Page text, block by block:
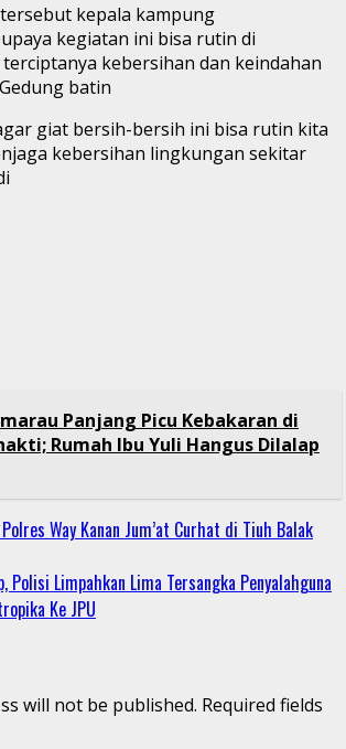
kepala kampung
kegiatan ini bisa rutin di
kebersihan dan keindahan
batin
giat bersih-bersih ini bisa rutin kita
kebersihan lingkungan sekitar
Panjang Picu Kebakaran di
Rumah Ibu Yuli Hangus Dilalap
Way Kanan Jum’at Curhat di Tiuh Balak
Polisi Limpahkan Lima Tersangka Penyalahguna
Ke JPU
will not be published. Required fields